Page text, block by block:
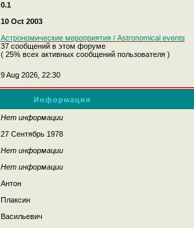
0.1
10 Oct 2003
Астрономические мероприятия / Astronomical events
37 сообщений в этом форуме
( 25% всех активных сообщений пользователя )
9 Aug 2026, 22:30
Информация
Нет информации
27 Сентябрь 1978
Нет информации
Нет информации
Антон
Плаксин
Васильевич